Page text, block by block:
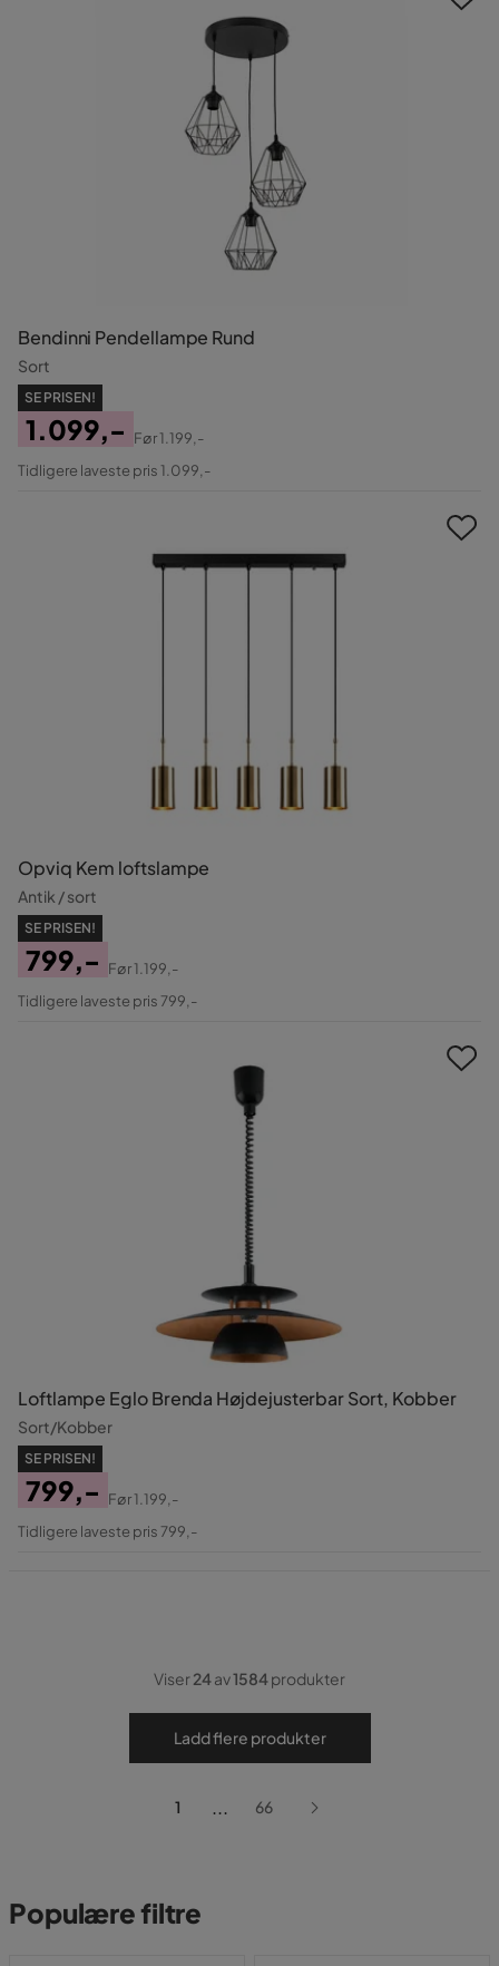
Bendinni Pendellampe Rund
Sort
SE PRISEN!
Pris
1.099,-
Original
Før1.199,-
Tidligere laveste pris 1.099,-
Opviq Kem loftslampe
Antik / sort
SE PRISEN!
Pris
799,-
Original
Før1.199,-
Tidligere laveste pris 799,-
Loftlampe Eglo Brenda Højdejusterbar Sort, Kobber
Sort/Kobber
SE PRISEN!
Pris
799,-
Original
Før1.199,-
Tidligere laveste pris 799,-
Viser24av1584produkter
Ladd flere produkter
1 ... 66
Populære filtre